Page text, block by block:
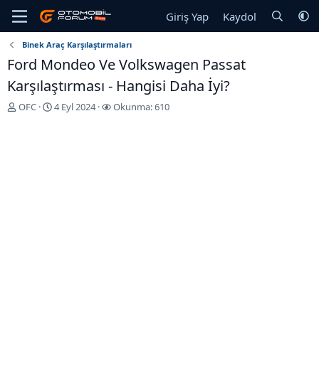
Giriş Yap Kaydol
Binek Araç Karşılaştırmaları
Ford Mondeo Ve Volkswagen Passat
Karşılaştırması - Hangisi Daha İyi?
K
OFC
B
4 Eyl 2024 Okunma: 610